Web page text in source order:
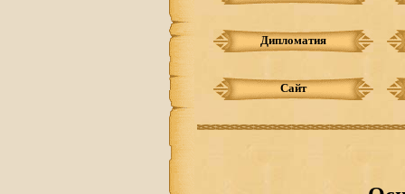
Дипломатия
Сайт